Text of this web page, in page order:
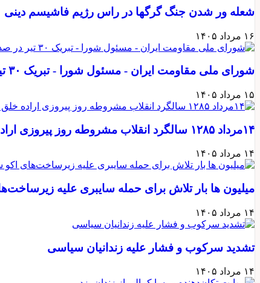
شعله ور شدن جنگ گرگها در راس رژیم فاشیسم دینی
۱۶ مرداد ۱۴۰۵
شورای ملی مقاومت ایران - مسئول شورا - تبریک ۳۰ تیر در صد و بیستمین سال انقلاب مشروطه علیه...
۱۵ مرداد ۱۴۰۵
۱۴مرداد ۱۲۸۵ سالگرد انقلاب مشروطه روز پیروزی اراده خلق برعلیه سلطنت مطلقه
۱۴ مرداد ۱۴۰۵
میلیون ها بار تلاش برای حمله سایبری علیه
۱۴ مرداد ۱۴۰۵
تشدید سرکوب و فشار علیه زندانیان سیاسی
۱۴ مرداد ۱۴۰۵